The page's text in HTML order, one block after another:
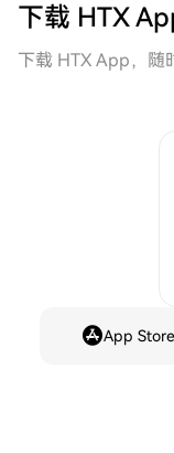
下载 HTX
下载 HTX App，随
App Store